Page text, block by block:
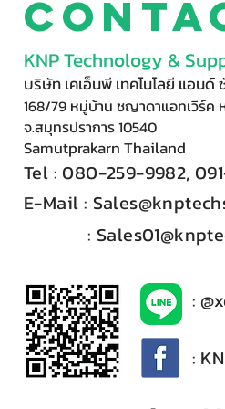
KNP Technology &
บริษัท เคเอ็นพี เทคโนโลยี แอน
168/79 หมู่บ้าน ชญาดาแอทเวิร์ค
จ.สมุทรปราการ 10540
Samutprakarn Thailand
Tel : 080-259-9982,
E-Mail :​
:
:
: